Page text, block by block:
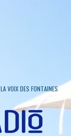
LA VOIX DES FONTAINES